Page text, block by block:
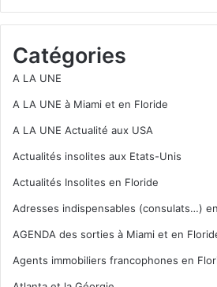
Catégories
A LA UNE
A LA UNE à Miami et en Floride
A LA UNE Actualité aux USA
Actualités insolites aux Etats-Unis
Actualités Insolites en Floride
Adresses indispensables (consulats…)
AGENDA des sorties à Miami et en
Agents immobiliers francophones en